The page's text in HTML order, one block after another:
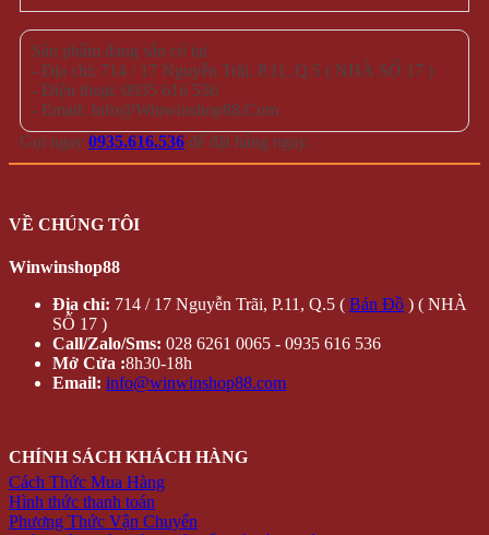
Sản phẩm đang sẵn có tại
- Địa chỉ: 714 / 17 Nguyễn Trãi, P.11, Q.5 ( NHÀ SỐ 17 )
- Điện thoại: 0935 616 536
- Email: Info@Winwinshop88.Com
Gọi ngay 0935.616.536 để đặt hàng ngay.
VỀ CHÚNG TÔI
Winwinshop88
Địa chỉ: 714 / 17 Nguyễn Trãi, P.11, Q.5 ( Bản Đồ ) ( NHÀ
SỐ 17 )
Call/Zalo/Sms: 028 6261 0065 - 0935 616 536
Mở Cửa :8h30-18h
Email: info@winwinshop88.com
CHÍNH SÁCH KHÁCH HÀNG
Cách Thức Mua Hàng
Hình thức thanh toán
Phương Thức Vận Chuyển